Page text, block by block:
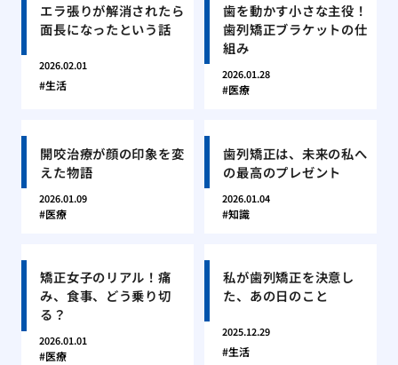
エラ張りが解消されたら
面長になったという話
2026.02.01
生活
歯を動かす小さな主役！
歯列矯正ブラケットの仕
組み
2026.01.28
医療
開咬治療が顔の印象を変
えた物語
2026.01.09
医療
歯列矯正は、未来の私へ
の最高のプレゼント
2026.01.04
知識
矯正女子のリアル！痛
み、食事、どう乗り切
る？
2026.01.01
医療
私が歯列矯正を決意し
た、あの日のこと
2025.12.29
生活